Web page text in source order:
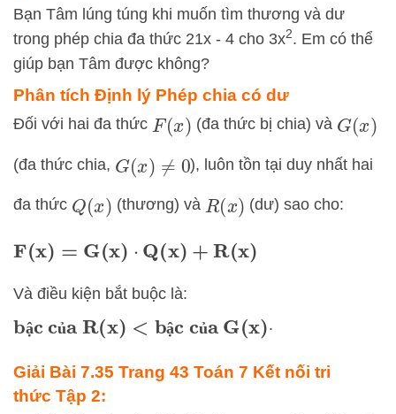
Bạn Tâm lúng túng khi muốn tìm thương và dư
trong phép chia đa thức 21x - 4 cho 3x2. Em có thể
giúp bạn Tâm được không?
Phân tích Định lý Phép chia có dư
Đối với hai đa thức F(x) (đa thức bị chia) và G(x)
(đa thức chia, G(x)≠0 ), luôn tồn tại duy nhất hai
đa thức Q(x) (thương) và R(x) (dư) sao cho:
F(x)= G( x)⋅Q(x ) +R(x)
Và điều kiện bắt buộc là:
ậ ủ ậ ủ
bậc củaR(x)< bậc củaG (x) .
Giải Bài 7.35 Trang 43 Toán 7 Kết nối tri
thức Tập 2: